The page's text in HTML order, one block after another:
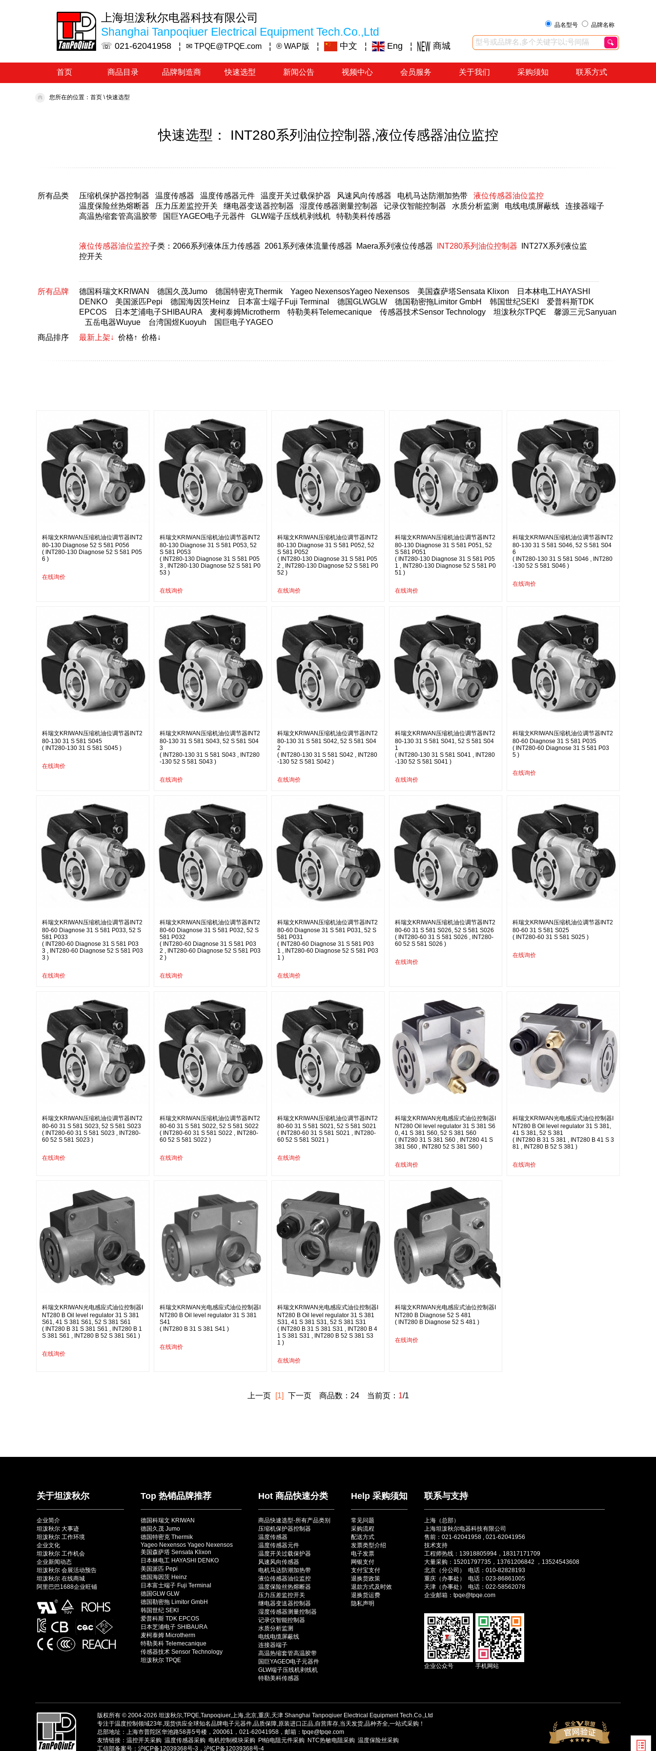
上海坦泼秋尔电器科技有限公司
Shanghai Tanpoqiuer Electrical Equipment Tech.Co.,Ltd
☏ 021-62041958 ¦ ✉ TPQE@TPQE.com ¦ ® WAP版 ¦ 中文 ¦ Eng ¦ 商城
品名型号 品牌名称
首页 商品目录 品牌制造商 快速选型 新闻公告 视频中心 会员服务 关于我们 采购须知 联系方式
您所在的位置： 首页 \快速选型
快速选型： INT280系列油位控制器,液位传感器油位监控
所有品类 压缩机保护器控制器 温度传感器 温度传感器元件 温度开关过载保护器 风速风向传感器 电机马达防潮加热带
液位传感器油位监控
温度保险丝热熔断器
压力压差监控开关 继电器变送器控制器 湿度传感器测量控制器 记录仪智能控制器 水质分析监测 电线电缆屏蔽线
连接器端子
高温热缩套管高温胶带
国巨YAGEO电子元器件 GLW端子压线机剥线机 特勒美科传感器
液位传感器油位监控子类： 2066系列液体压力传感器 2061系列液体流量传感器 Maera系列液位传感器 INT280系列油位控制器
INT27X系列液位监
控开关
所有品牌 德国科瑞文KRIWAN 德国久茂Jumo 德国特密克Thermik Yageo NexensosYageo Nexensos 美国森萨塔Sensata Klixon
日本林电工HAYASHI
DENKO
美国派匹Pepi 德国海因茨Heinz 日本富士端子Fuji Terminal 德国GLWGLW 德国勒密拖Limitor GmbH 韩国世纪SEKI
爱普科斯TDK
EPCOS
日本芝浦电子SHIBAURA 麦柯泰姆Microtherm 特勒美科Telemecanique 传感器技术Sensor Technology 坦泼秋尔TPQE
馨源三元Sanyuan
五岳电器Wuyue
台湾国煜Kuoyuh
国巨电子YAGEO
商品排序
最新上架↓ 价格↑ 价格↓
科瑞文KRIWAN压缩机油位调节器INT2
80-130 Diagnose 52 S 581 P056
( INT280-130 Diagnose 52 S 581 P05
6 )
在线询价
科瑞文KRIWAN压缩机油位调节器INT2
80-130 Diagnose 31 S 581 P053, 52
S 581 P053
( INT280-130 Diagnose 31 S 581 P05
3 , INT280-130 Diagnose 52 S 581 P0
53 )
在线询价
科瑞文KRIWAN压缩机油位调节器INT2
80-130 Diagnose 31 S 581 P052, 52
S 581 P052
( INT280-130 Diagnose 31 S 581 P05
2 , INT280-130 Diagnose 52 S 581 P0
52 )
在线询价
科瑞文KRIWAN压缩机油位调节器INT2
80-130 Diagnose 31 S 581 P051, 52
S 581 P051
( INT280-130 Diagnose 31 S 581 P05
1 , INT280-130 Diagnose 52 S 581 P0
51 )
在线询价
科瑞文KRIWAN压缩机油位调节器INT2
80-130 31 S 581 S046, 52 S 581 S04
6
( INT280-130 31 S 581 S046 , INT280
-130 52 S 581 S046 )
在线询价
科瑞文KRIWAN压缩机油位调节器INT2
80-130 31 S 581 S045
( INT280-130 31 S 581 S045 )
在线询价
科瑞文KRIWAN压缩机油位调节器INT2
80-130 31 S 581 S043, 52 S 581 S04
3
( INT280-130 31 S 581 S043 , INT280
-130 52 S 581 S043 )
在线询价
科瑞文KRIWAN压缩机油位调节器INT2
80-130 31 S 581 S042, 52 S 581 S04
2
( INT280-130 31 S 581 S042 , INT280
-130 52 S 581 S042 )
在线询价
科瑞文KRIWAN压缩机油位调节器INT2
80-130 31 S 581 S041, 52 S 581 S04
1
( INT280-130 31 S 581 S041 , INT280
-130 52 S 581 S041 )
在线询价
科瑞文KRIWAN压缩机油位调节器INT2
80-60 Diagnose 31 S 581 P035
( INT280-60 Diagnose 31 S 581 P03
5 )
在线询价
科瑞文KRIWAN压缩机油位调节器INT2
80-60 Diagnose 31 S 581 P033, 52 S
581 P033
( INT280-60 Diagnose 31 S 581 P03
3 , INT280-60 Diagnose 52 S 581 P03
3 )
在线询价
科瑞文KRIWAN压缩机油位调节器INT2
80-60 Diagnose 31 S 581 P032, 52 S
581 P032
( INT280-60 Diagnose 31 S 581 P03
2 , INT280-60 Diagnose 52 S 581 P03
2 )
在线询价
科瑞文KRIWAN压缩机油位调节器INT2
80-60 Diagnose 31 S 581 P031, 52 S
581 P031
( INT280-60 Diagnose 31 S 581 P03
1 , INT280-60 Diagnose 52 S 581 P03
1 )
在线询价
科瑞文KRIWAN压缩机油位调节器INT2
80-60 31 S 581 S026, 52 S 581 S026
( INT280-60 31 S 581 S026 , INT280-
60 52 S 581 S026 )
在线询价
科瑞文KRIWAN压缩机油位调节器INT2
80-60 31 S 581 S025
( INT280-60 31 S 581 S025 )
在线询价
科瑞文KRIWAN压缩机油位调节器INT2
80-60 31 S 581 S023, 52 S 581 S023
( INT280-60 31 S 581 S023 , INT280-
60 52 S 581 S023 )
在线询价
科瑞文KRIWAN压缩机油位调节器INT2
80-60 31 S 581 S022, 52 S 581 S022
( INT280-60 31 S 581 S022 , INT280-
60 52 S 581 S022 )
在线询价
科瑞文KRIWAN压缩机油位调节器INT2
80-60 31 S 581 S021, 52 S 581 S021
( INT280-60 31 S 581 S021 , INT280-
60 52 S 581 S021 )
在线询价
科瑞文KRIWAN光电感应式油位控制器I
NT280 Oil level regulator 31 S 381 S6
0, 41 S 381 S60, 52 S 381 S60
( INT280 31 S 381 S60 , INT280 41 S
381 S60 , INT280 52 S 381 S60 )
在线询价
科瑞文KRIWAN光电感应式油位控制器I
NT280 B Oil level regulator 31 S 381,
41 S 381, 52 S 381
( INT280 B 31 S 381 , INT280 B 41 S 3
81 , INT280 B 52 S 381 )
在线询价
科瑞文KRIWAN光电感应式油位控制器I
NT280 B Oil level regulator 31 S 381
S61, 41 S 381 S61, 52 S 381 S61
( INT280 B 31 S 381 S61 , INT280 B 1
S 381 S61 , INT280 B 52 S 381 S61 )
在线询价
科瑞文KRIWAN光电感应式油位控制器I
NT280 B Oil level regulator 31 S 381
S41
( INT280 B 31 S 381 S41 )
在线询价
科瑞文KRIWAN光电感应式油位控制器I
NT280 B Oil level regulator 31 S 381
S31, 41 S 381 S31, 52 S 381 S31
( INT280 B 31 S 381 S31 , INT280 B 4
1 S 381 S31 , INT280 B 52 S 381 S3
1 )
在线询价
科瑞文KRIWAN光电感应式油位控制器I
NT280 B Diagnose 52 S 481
( INT280 B Diagnose 52 S 481 )
在线询价
上一页 [1] 下一页商品数：24 当前页： 1/1
关于坦泼秋尔
企业简介
坦泼秋尔 大事迹
坦泼秋尔 工作环境
企业文化
坦泼秋尔 工作机会
企业新闻动态
坦泼秋尔 会展活动预告
坦泼秋尔 在线商城
阿里巴巴1688企业旺铺
Top 热销品牌推荐
德国科瑞文 KRIWAN
德国久茂 Jumo
德国特密克 Thermik
Yageo Nexensos Yageo Nexensos
美国森萨塔 Sensata Klixon
日本林电工 HAYASHI DENKO
美国派匹 Pepi
德国海因茨 Heinz
日本富士端子 Fuji Terminal
德国GLW GLW
德国勒密拖 Limitor GmbH
韩国世纪 SEKI
爱普科斯 TDK EPCOS
日本芝浦电子 SHIBAURA
麦柯泰姆 Microtherm
特勒美科 Telemecanique
传感器技术 Sensor Technology
坦泼秋尔 TPQE
Hot 商品快速分类
商品快速选型-所有产品类别
压缩机保护器控制器
温度传感器
温度传感器元件
温度开关过载保护器
风速风向传感器
电机马达防潮加热带
液位传感器油位监控
温度保险丝热熔断器
压力压差监控开关
继电器变送器控制器
湿度传感器测量控制器
记录仪智能控制器
水质分析监测
电线电缆屏蔽线
连接器端子
高温热缩套管高温胶带
国巨YAGEO电子元器件
GLW端子压线机剥线机
特勒美科传感器
Help 采购须知
常见问题
采购流程
配送方式
发票类型介绍
电子发票
网银支付
支付宝支付
退换货政策
退款方式及时效
退换货运费
隐私声明
联系与支持
上海（总部）
上海坦泼秋尔电器科技有限公司
售前：021-62041958 , 021-62041956
技术支持
工程师热线：13918805994，18317171709
大量采购：15201797735，13761206842 ，13524543608
北京（分公司） 电话：010-82828193
重庆（办事处） 电话：023-86861005
天津（办事处） 电话：022-58562078
企业邮箱：tpqe@tpqe.com
企业公众号 手机网站
版权所有 © 2004-2026 坦泼秋尔,TPQE,Tanpoqiuer,上海,北京,重庆,天津 Shanghai Tanpoqiuer Electrical Equipment Tech.Co.,Ltd
专注于温度控制领域23年,现货供应全球知名品牌电子元器件,品质保障,原装进口正品,自营库存,当天发货,品种齐全,一站式采购！
总部地址：上海市普陀区华池路58弄5号楼，200061，021-62041958，邮箱：tpqe@tpqe.com
友情链接： 温控开关采购 温度传感器采购 电机控制模块采购 Pt铂电阻元件采购 NTC热敏电阻采购 温度保险丝采购
工信部备案号：沪ICP备12039368号-3，沪ICP备12039368号-4